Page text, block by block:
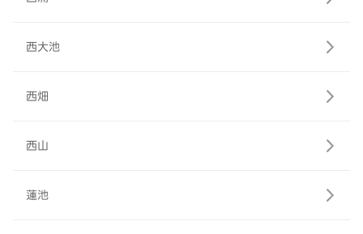
西大池
西畑
西山
蓮池